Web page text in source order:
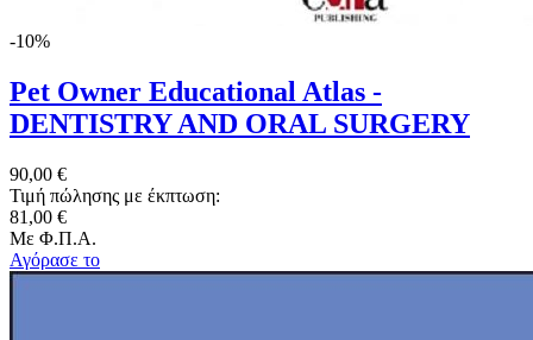
-10%
Pet Owner Educational Atlas -
DENTISTRY AND ORAL SURGERY
90,00 €
Τιμή πώλησης με έκπτωση:
81,00 €
Με Φ.Π.Α.
Αγόρασε το